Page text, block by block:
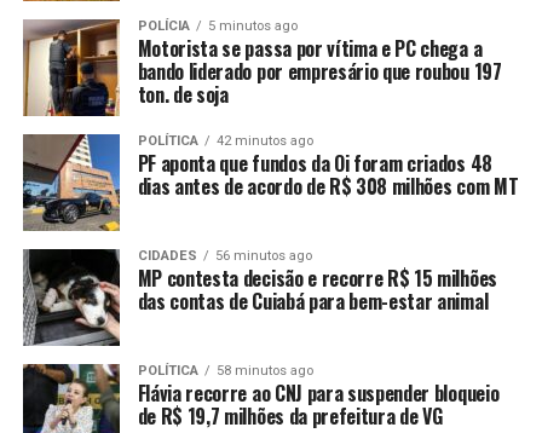
Licenciamento 2025:
POLÍCIA 5 minutos ago
Motorista se passa por vítima e PC chega a
bando liderado por empresário que roubou 197
ton. de soja
POLÍTICA 42 minutos ago
PF aponta que fundos da Oi foram criados 48
dias antes de acordo de R$ 308 milhões com MT
CIDADES 56 minutos ago
MP contesta decisão e recorre R$ 15 milhões
das contas de Cuiabá para bem-estar animal
POLÍTICA 58 minutos ago
Flávia recorre ao CNJ para suspender bloqueio
de R$ 19,7 milhões da prefeitura de VG